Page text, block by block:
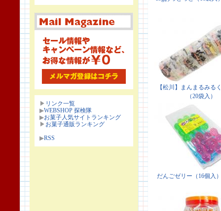
▶ リンク一覧
▶WEBSHOP 探検隊
▶お菓子人気サイトランキング
▶ お菓子通販ランキング
▶RSS